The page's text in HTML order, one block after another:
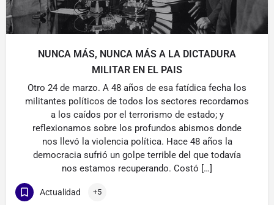
NUNCA MÁS, NUNCA MÁS A LA DICTADURA
MILITAR EN EL PAIS
Otro 24 de marzo. A 48 años de esa fatídica fecha los
militantes políticos de todos los sectores recordamos
a los caídos por el terrorismo de estado; y
reflexionamos sobre los profundos abismos donde
nos llevó la violencia política. Hace 48 años la
democracia sufrió un golpe terrible del que todavía
nos estamos recuperando. Costó […]
Actualidad +5